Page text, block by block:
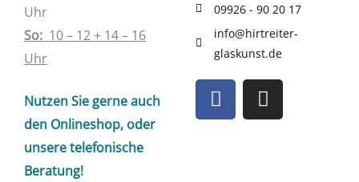
Uhr
So: 10 – 12 + 14 – 16
Uhr
Nutzen Sie gerne auch
den Onlineshop, oder
unsere telefonische
Beratung!
09926 - 90 20 17
info@hirtreiter-
glaskunst.de
F
a
c
I
n
s